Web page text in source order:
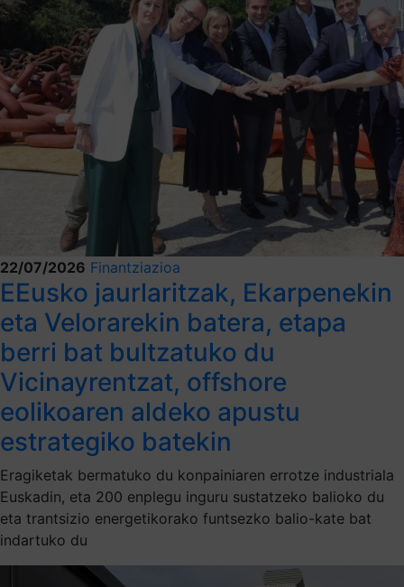
22/07/2026 Finantziazioa
EEusko jaurlaritzak, Ekarpenekin
eta Velorarekin batera, etapa
berri bat bultzatuko du
Vicinayrentzat, offshore
eolikoaren aldeko apustu
estrategiko batekin
Eragiketak bermatuko du konpainiaren errotze industriala
Euskadin, eta 200 enplegu inguru sustatzeko balioko du
eta trantsizio energetikorako funtsezko balio-kate bat
indartuko du